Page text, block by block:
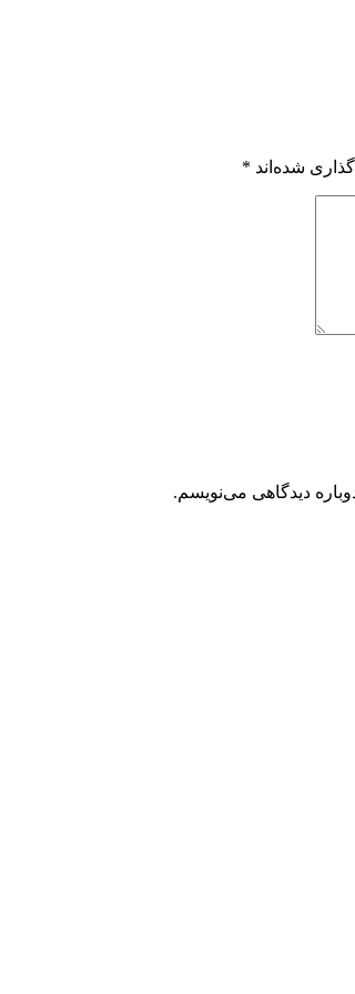
شده‌اند *
دیدگاهی می‌نویسم.